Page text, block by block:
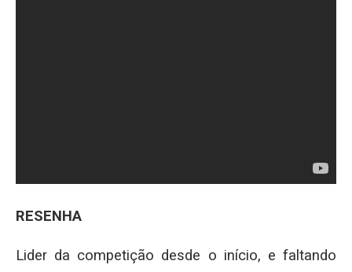
RESENHA
Lider da competição desde o início, e faltando